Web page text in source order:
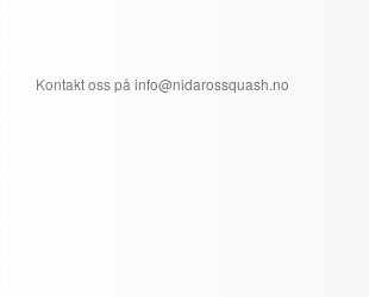
Kontakt oss på info@nidarossquash.no